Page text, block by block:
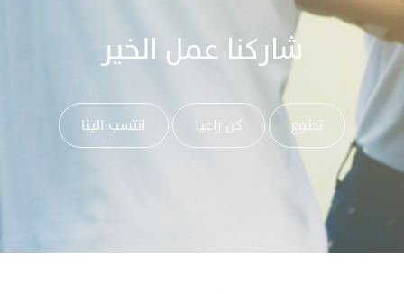
شاركنا عمل الخير
تطوع كن راعيا انتسب الينا